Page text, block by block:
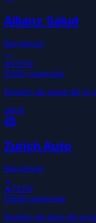
Allianz Salud
Barcelona
→
★7.5/10
2200 opiniones
División de salud del
salud
Zurich Auto
Barcelona
→
★7.5/10
2400 opiniones
División de auto del